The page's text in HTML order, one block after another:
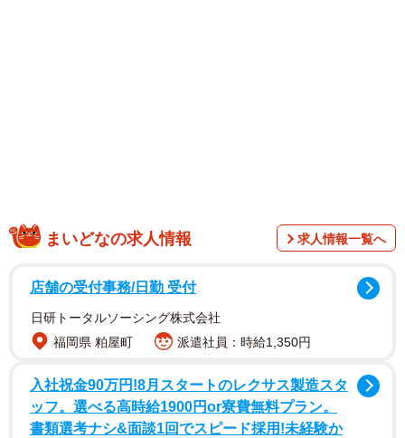
というゲーマーの ぷらいむ さん（@SF4prime）の投稿。
年配の人に「ゲームなんてやって何になるの？将来何の役
に立つの？」って聞かれた時に『おいしいもの食べるとき
まいどなの求人情報 求人情報一覧へ
店舗の受付事務/日勤 受付
日研トータルソーシング株式会社
福岡県 粕屋町
派遣社員：時給1,350円
入社祝金90万円!8月スタートのレクサス製造スタ
ッフ。選べる高時給1900円or寮費無料プラン。
書類選考ナシ&面談1回でスピード採用!未経験か